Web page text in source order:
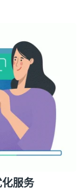
服务